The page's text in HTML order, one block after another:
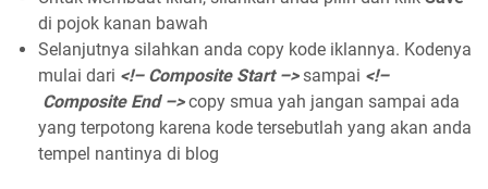
di pojok kanan bawah
Selanjutnya silahkan anda copy kode iklannya. Kodenya
mulai dari <!– Composite Start –> sampai <!–
Composite End –> copy smua yah jangan sampai ada
yang terpotong karena kode tersebutlah yang akan anda
tempel nantinya di blog